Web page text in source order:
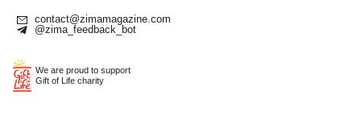
contact@zimamagazine.com
@zima_feedback_bot
We are proud to support
Gift of Life charity